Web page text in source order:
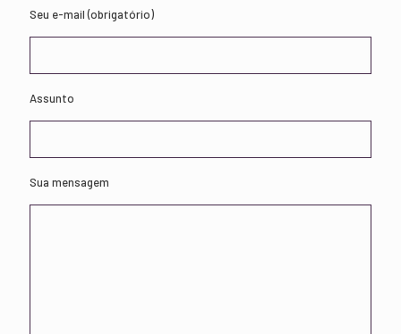
Seu e-mail (obrigatório)
Assunto
Sua mensagem